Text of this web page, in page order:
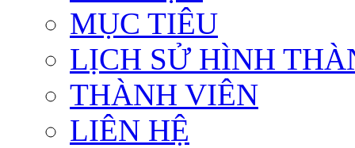
MỤC TIÊU
LỊCH SỬ HÌNH
THÀNH VIÊN
LIÊN HỆ